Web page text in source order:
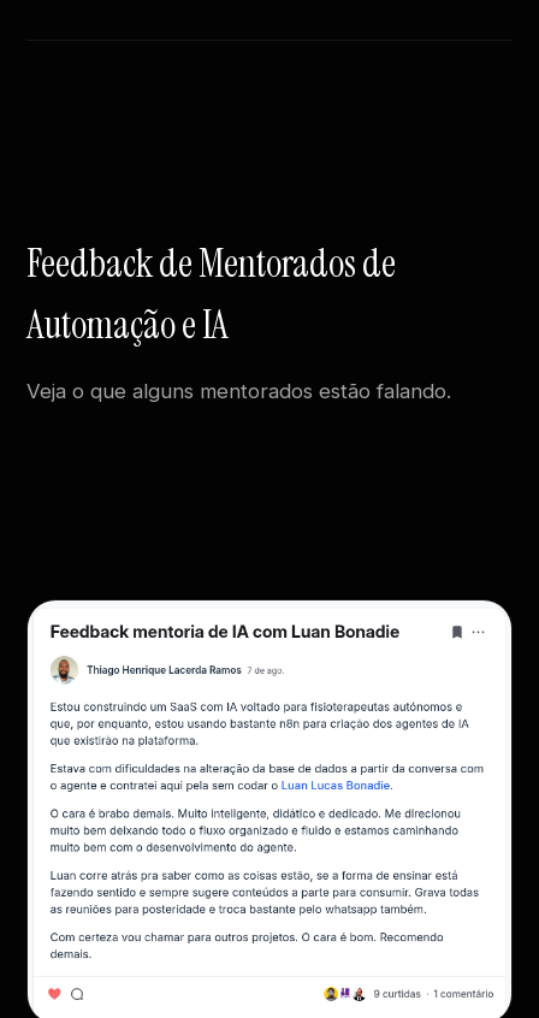
Feedback de Mentorados de
Automação e IA
Veja o que alguns mentorados estão falando.